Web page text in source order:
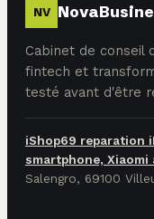
NV
Cabinet de conseil
fintech et
testé avant d'être
iShop69 reparation
smartphone, Xiaomi
Salengro, 69100